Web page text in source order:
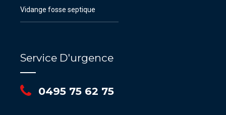
Vidange fosse septique
Service D'urgence
0495 75 62 75